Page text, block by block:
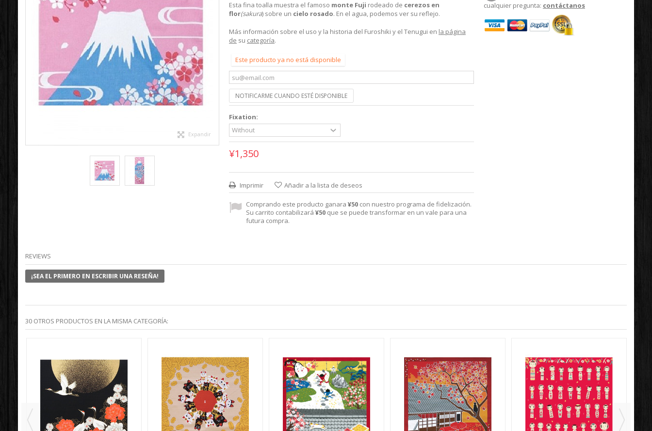
Expandir
Esta fina toalla muestra el famoso monte Fuji rodeado de cerezos en
flor(sakura) sobre un cielo rosado. En el agua, podemos ver su reflejo.
Más información sobre el uso y la historia del Furoshiki y el Tenugui en la página
de su categoría.
Este producto ya no está disponible
NOTIFICARME CUANDO ESTÉ DISPONIBLE
Fixation:
¥1,350
Imprimir Añadir a la lista de deseos
Comprando este producto ganara ¥50con nuestro programa de fidelización.
Su carrito contabilizará ¥50que se puede transformar en un vale para una
futura compra.
cualquier pregunta: contáctanos
REVIEWS
¡SEA EL PRIMERO EN ESCRIBIR UNA RESEÑA!
30 OTROS PRODUCTOS EN LA MISMA CATEGORÍA: